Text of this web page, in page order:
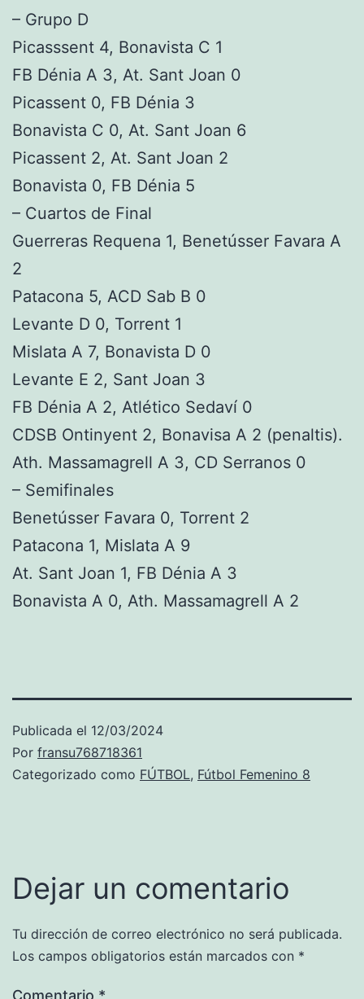
– Grupo D
Picasssent 4, Bonavista C 1
FB Dénia A 3, At. Sant Joan 0
Picassent 0, FB Dénia 3
Bonavista C 0, At. Sant Joan 6
Picassent 2, At. Sant Joan 2
Bonavista 0, FB Dénia 5
– Cuartos de Final
Guerreras Requena 1, Benetússer Favara A
2
Patacona 5, ACD Sab B 0
Levante D 0, Torrent 1
Mislata A 7, Bonavista D 0
Levante E 2, Sant Joan 3
FB Dénia A 2, Atlético Sedaví 0
CDSB Ontinyent 2, Bonavisa A 2 (penaltis).
Ath. Massamagrell A 3, CD Serranos 0
– Semifinales
Benetússer Favara 0, Torrent 2
Patacona 1, Mislata A 9
At. Sant Joan 1, FB Dénia A 3
Bonavista A 0, Ath. Massamagrell A 2
Publicada el 12/03/2024
Por fransu768718361
Categorizado como FÚTBOL, Fútbol Femenino 8
Dejar un comentario
Tu dirección de correo electrónico no será publicada.
Los campos obligatorios están marcados con *
Comentario *